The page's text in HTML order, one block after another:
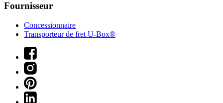
Fournisseur
Concessionnaire
Transporteur de fret U-Box®